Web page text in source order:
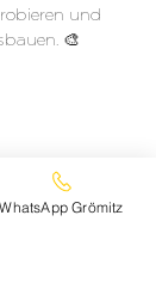
und
🎨
teilen
WhatsApp Grömitz